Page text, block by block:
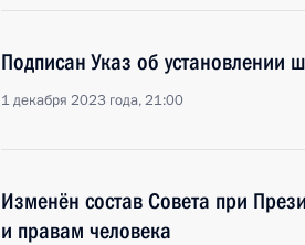
Подписан Указ об установлении
1 декабря 2023 года, 21:00
Изменён состав Совета при
и правам человека